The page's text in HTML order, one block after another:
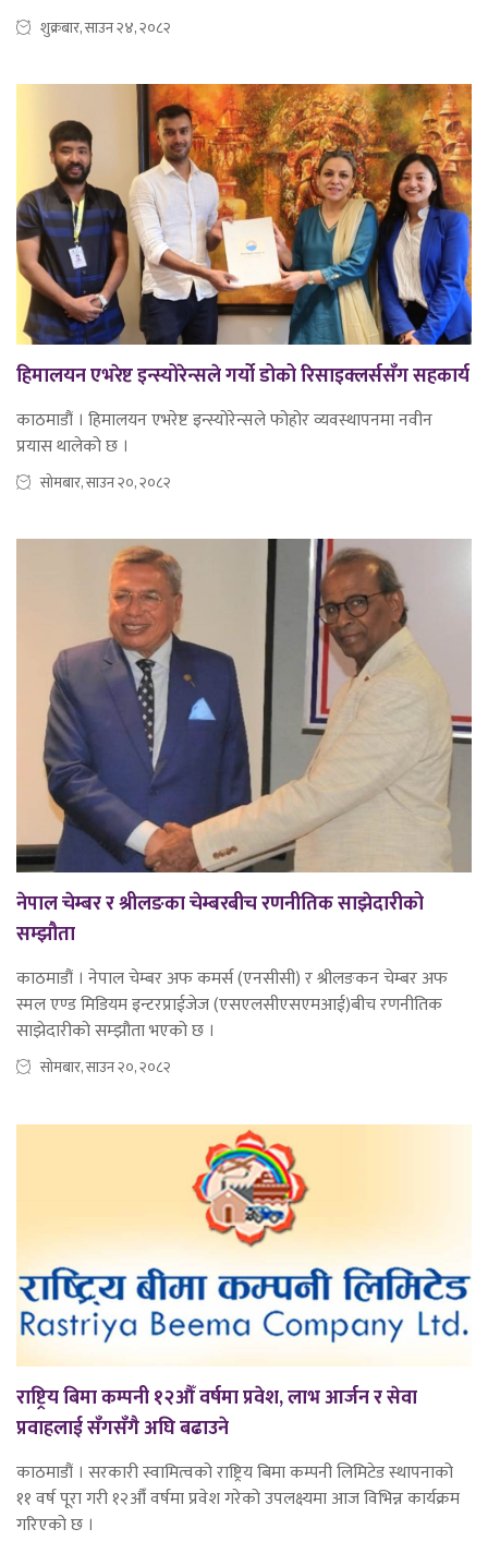
शुक्रबार, साउन २४, २०८२
हिमालयन एभरेष्ट इन्स्योरेन्सले गर्यो डोको रिसाइक्लर्ससँग सहकार्य
काठमाडौं । हिमालयन एभरेष्ट इन्स्योरेन्सले फोहोर व्यवस्थापनमा नवीन
प्रयास थालेको छ ।
सोमबार, साउन २०, २०८२
नेपाल चेम्बर र श्रीलङका चेम्बरबीच रणनीतिक साझेदारीको
सम्झौता
काठमाडौं । नेपाल चेम्बर अफ कमर्स (एनसीसी) र श्रीलङकन चेम्बर अफ
स्मल एण्ड मिडियम इन्टरप्राईजेज (एसएलसीएसएमआई)बीच रणनीतिक
साझेदारीको सम्झौता भएको छ ।
सोमबार, साउन २०, २०८२
राष्ट्रिय बिमा कम्पनी १२औँ वर्षमा प्रवेश, लाभ आर्जन र सेवा
प्रवाहलाई सँगसँगै अघि बढाउने
काठमाडौं । सरकारी स्वामित्वको राष्ट्रिय बिमा कम्पनी लिमिटेड स्थापनाको
११ वर्ष पूरा गरी १२औँ वर्षमा प्रवेश गरेको उपलक्ष्यमा आज विभिन्न कार्यक्रम
गरिएको छ ।